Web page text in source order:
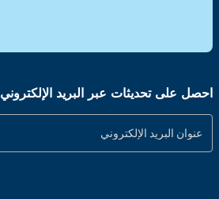
احصل على تحديثات عبر البريد الإلكتروني